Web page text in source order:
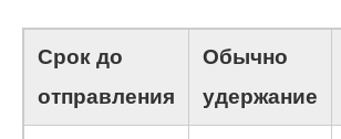
Срок до
отправления
Обычно
удержание